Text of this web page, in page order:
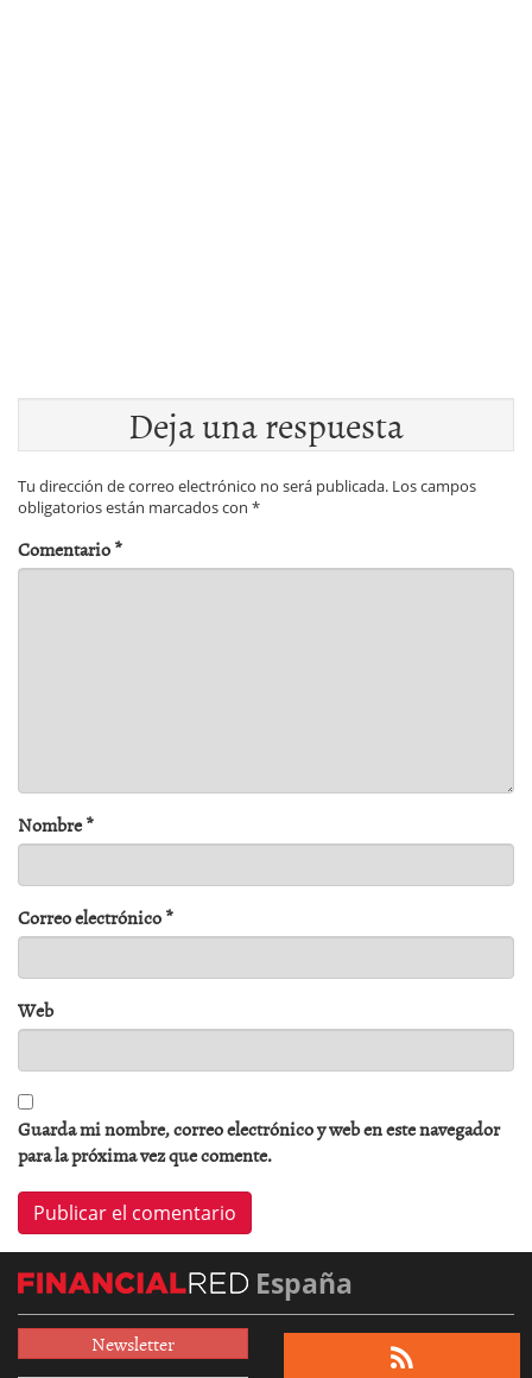
Deja una respuesta
Tu dirección de correo electrónico no será publicada. Los campos
obligatorios están marcados con *
Comentario*
Nombre*
Correo electrónico*
Web
Guarda mi nombre, correo electrónico y web en este navegador
para la próxima vez que comente.
España
Newsletter